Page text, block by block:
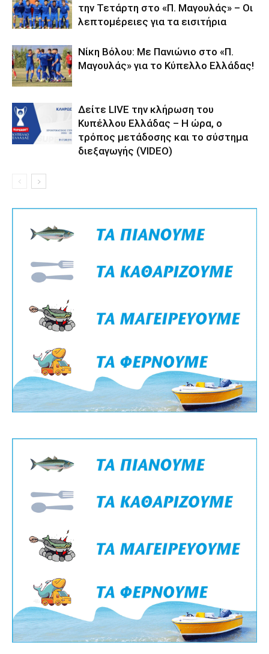
την Τετάρτη στο «Π. Μαγουλάς» – Οι
λεπτομέρειες για τα εισιτήρια
Νίκη Βόλου: Με Πανιώνιο στο «Π.
Μαγουλάς» για το Κύπελλο Ελλάδας!
Δείτε LIVE την κλήρωση του
Κυπέλλου Ελλάδας – Η ώρα, ο
τρόπος μετάδοσης και το σύστημα
διεξαγωγής (VIDEO)